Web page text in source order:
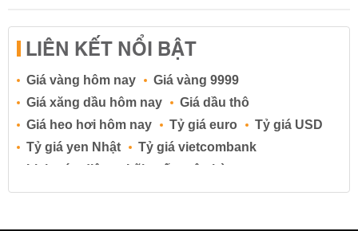
LIÊN KẾT NỔI BẬT
Giá vàng hôm nay
Giá vàng 9999
Giá xăng dầu hôm nay
Giá dầu thô
Giá heo hơi hôm nay
Tỷ giá euro
Tỷ giá USD
Tỷ giá yen Nhật
Tỷ giá vietcombank
Lịch cúp điện
Lãi suất ngân hàng
Lãi suất tiết kiệm
Lãi suất tiền gửi